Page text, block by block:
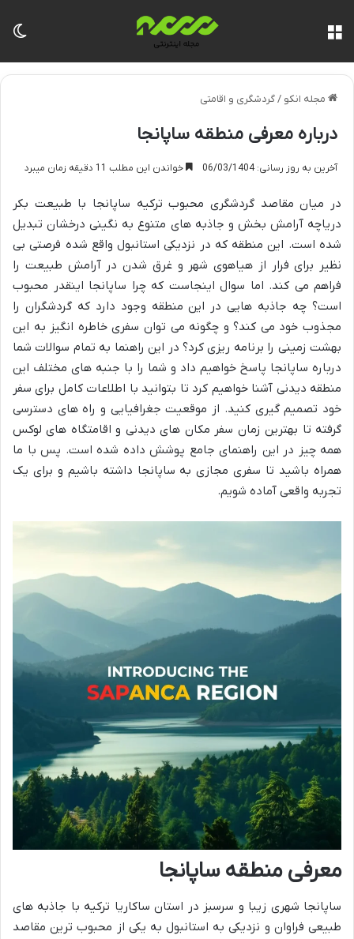
مجله انکو /گردشگری و اقامتی
درباره معرفی منطقه ساپانجا
آخرین به روز رسانی: 06/03/1404 خواندن این مطلب 11 دقیقه زمان میبرد
در میان مقاصد گردشگری محبوب ترکیه ساپانجا با طبیعت بکر
دریاچه آرامش بخش و جاذبه های متنوع به نگینی درخشان تبدیل
شده است. این منطقه که در نزدیکی استانبول واقع شده فرصتی بی
نظیر برای فرار از هیاهوی شهر و غرق شدن در آرامش طبیعت را
فراهم می کند. اما سوال اینجاست که چرا ساپانجا اینقدر محبوب
است؟ چه جاذبه هایی در این منطقه وجود دارد که گردشگران را
مجذوب خود می کند؟ و چگونه می توان سفری خاطره انگیز به این
بهشت زمینی را برنامه ریزی کرد؟ در این راهنما به تمام سوالات شما
درباره ساپانجا پاسخ خواهیم داد و شما را با جنبه های مختلف این
منطقه دیدنی آشنا خواهیم کرد تا بتوانید با اطلاعات کامل برای سفر
خود تصمیم گیری کنید. از موقعیت جغرافیایی و راه های دسترسی
گرفته تا بهترین زمان سفر مکان های دیدنی و اقامتگاه های لوکس
همه چیز در این راهنمای جامع پوشش داده شده است. پس با ما
همراه باشید تا سفری مجازی به ساپانجا داشته باشیم و برای یک
تجربه واقعی آماده شویم.
معرفی منطقه ساپانجا
ساپانجا شهری زیبا و سرسبز در استان ساکاریا ترکیه با جاذبه های
طبیعی فراوان و نزدیکی به استانبول به یکی از محبوب ترین مقاصد